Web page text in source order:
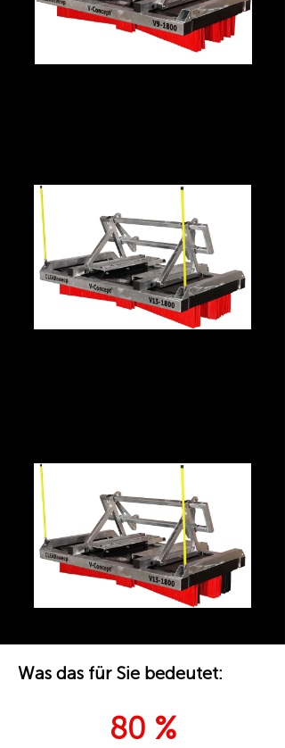
Was das für Sie bedeutet:
80 %